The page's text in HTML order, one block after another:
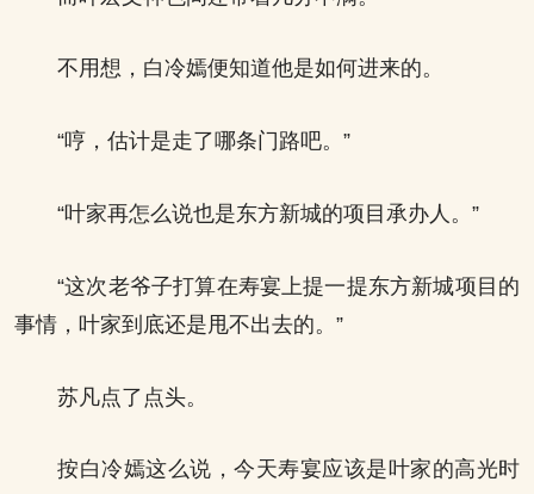
不用想，白冷嫣便知道他是如何进来的。
“哼，估计是走了哪条门路吧。”
“叶家再怎么说也是东方新城的项目承办人。”
“这次老爷子打算在寿宴上提一提东方新城项目的
事情，叶家到底还是甩不出去的。”
苏凡点了点头。
按白冷嫣这么说，今天寿宴应该是叶家的高光时